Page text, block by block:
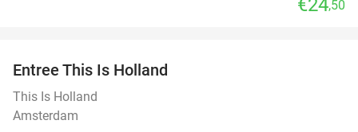
€24,50
Entree This Is Holland
This Is Holland
Amsterdam